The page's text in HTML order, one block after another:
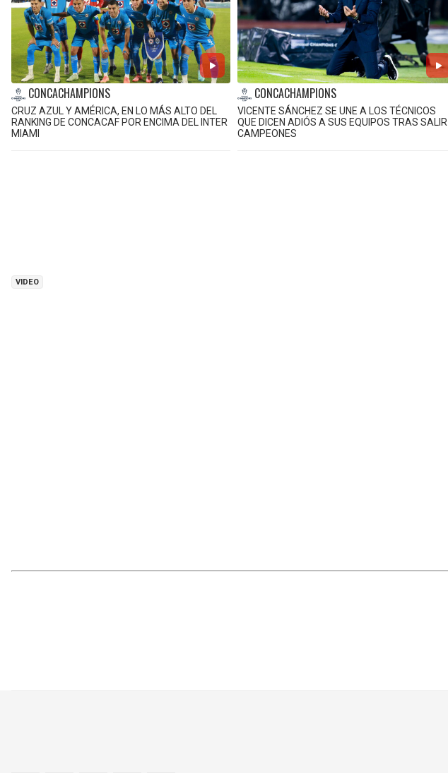
CONCACHAMPIONS
CRUZ AZUL Y AMÉRICA, EN LO MÁS ALTO DEL
RANKING DE CONCACAF POR ENCIMA DEL INTER
MIAMI
CONCACHAMPIONS
VICENTE SÁNCHEZ SE UNE A LOS TÉCNICOS
QUE DICEN ADIÓS A SUS EQUIPOS TRAS SALIR
CAMPEONES
VIDEO